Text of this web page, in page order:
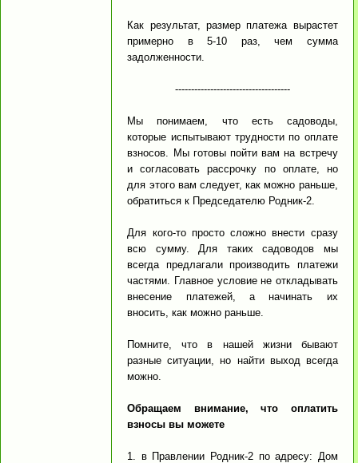
Как результат, размер платежа вырастет
примерно в 5-10 раз, чем сумма
задолженности.
------------------------------------
Мы понимаем, что есть садоводы,
которые испытывают трудности по оплате
взносов. Мы готовы пойти вам на встречу
и согласовать рассрочку по оплате, но
для этого вам следует, как можно раньше,
обратиться к Председателю Родник-2.
Для кого-то просто сложно внести сразу
всю сумму. Для таких садоводов мы
всегда предлагали производить платежи
частями. Главное условие не откладывать
внесение платежей, а начинать их
вносить, как можно раньше.
Помните, что в нашей жизни бывают
разные ситуации, но найти выход всегда
можно.
Обращаем внимание, что оплатить
взносы вы можете
1. в Правлении Родник-2 по адресу: Дом